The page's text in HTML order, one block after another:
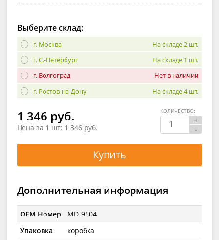
Выберите склад:
г. Москва
На складе 2 шт.
г. С.-Петербург
На складе 1 шт.
г. Волгоград
Нет в наличии
г. Ростов-на-Дону
На складе 4 шт.
1 346 руб.
Цена за 1 шт: 1 346 руб.
+
-
КОЛИЧЕСТВО:
Купить
Дополнительная информация
OEM Номер
MD-9504
Упаковка
коробка